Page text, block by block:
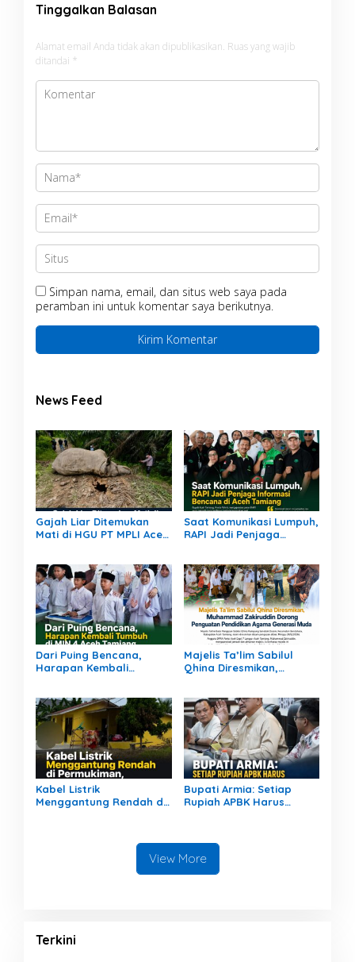
Tinggalkan Balasan
Alamat email Anda tidak akan dipublikasikan. Ruas yang wajib
ditandai *
Simpan nama, email, dan situs web saya pada
peramban ini untuk komentar saya berikutnya.
News Feed
Gajah Liar Ditemukan
Mati di HGU PT MPLI Aceh
Saat Komunikasi Lumpuh,
RAPI Jadi Penjaga
Dari Puing Bencana,
Harapan Kembali
Majelis Ta’lim Sabilul
Qhina Diresmikan,
Pendidikan Agama
Generasi Muda
Kabel Listrik
Menggantung Rendah di
Bupati Armia: Setiap
Rupiah APBK Harus
View More
Terkini